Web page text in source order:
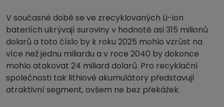
V současné době se ve zrecyklovaných Li-ion
bateriích ukrývají suroviny v hodnotě asi 315 milionů
dolarů a toto číslo by k roku 2025 mohlo vzrůst na
více než jednu miliardu a v roce 2040 by dokonce
mohlo atakovat 24 miliard dolarů. Pro recyklační
společnosti tak lithiové akumulátory představují
atraktivní segment, ovšem ne bez překážek.